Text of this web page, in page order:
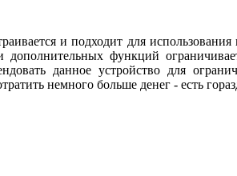
и подходит для
дополнительных функций
данное устройство для
немного больше денег - есть